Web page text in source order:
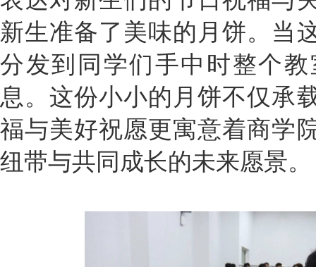
新生准备了美味的月饼。当
分发到同学们手中时整个
息。这份小小的月饼不仅承
福与美好祝愿更寓意着商学
纽带与共同成长的未来愿景。